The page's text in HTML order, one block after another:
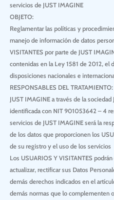
servicios de JUST IMAGINE
OBJETO:
Reglamentar las políticas y
manejo de información de datos
VISITANTES por parte de JUST
contenidas en la Ley 1581 de 2012, el
disposiciones nacionales e
RESPONSABLES DEL TRATAMIENTO:
JUST IMAGINEa través de la sociedad
identificada con NIT901053642 – 4
servicios de JUST IMAGINEserá la
de los datos que proporcionen los
de su registro y el uso de los servicios
Los USUARIOS Y VISITANTES podrán
actualizar, rectificar sus Datos
demás derechos indicados en el
demás normas que lo complementen